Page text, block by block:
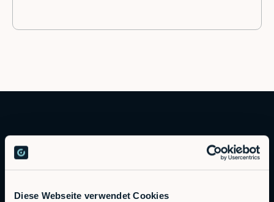
Diese Webseite verwendet Cookies